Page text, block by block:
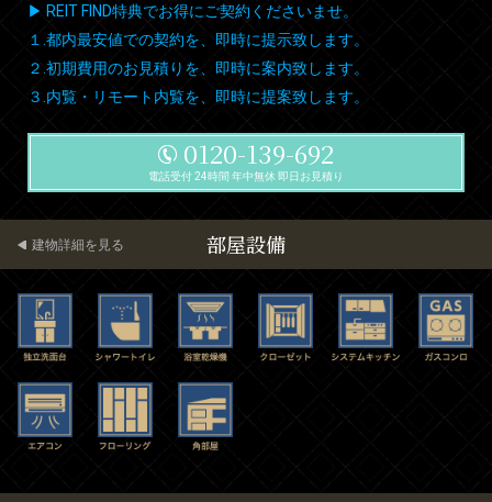
▶ REIT FIND特典でお得にご契約くださいませ。
１.都内最安値での契約を、即時に提示致します。
２.初期費用のお見積りを、即時に案内致します。
３.内覧・リモート内覧を、即時に提案致します。
0120-139-692
電話受付 24時間 年中無休 即日お見積り
部屋設備
建物詳細を見る